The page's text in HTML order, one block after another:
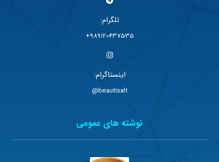
تلگرام:
989120437535+
اینستاگرام:
beautisalt@
نوشته های عمومی